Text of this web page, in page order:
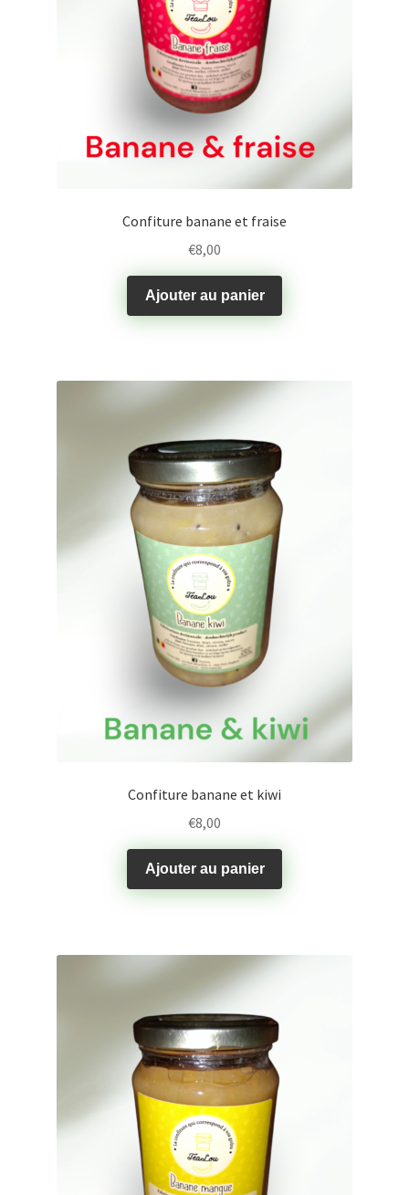
Confiture banane et fraise
€8,00
Ajouter au panier
Confiture banane et kiwi
€8,00
Ajouter au panier